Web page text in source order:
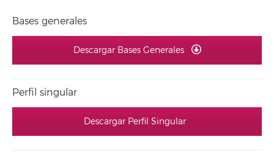
Bases generales
Descargar Bases Generales
Perfil singular
Descargar Perfil Singular